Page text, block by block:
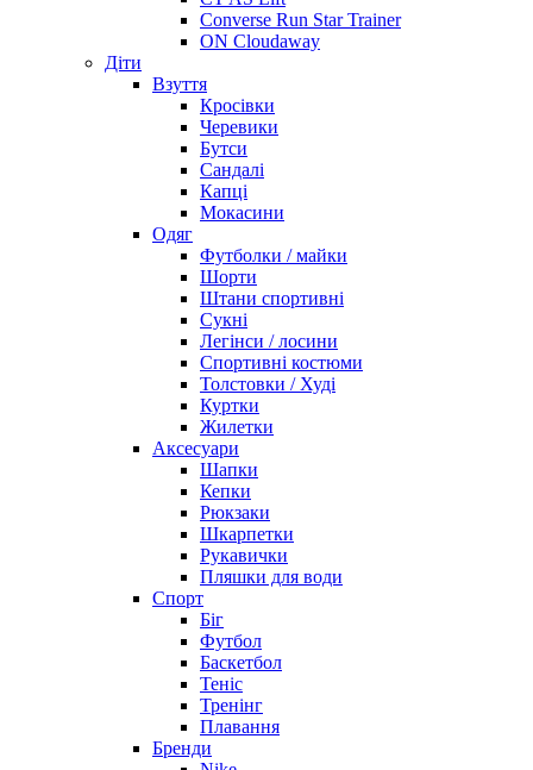
Converse Run Star Trainer
ON Cloudaway
Діти
Взуття
Кросівки
Черевики
Бутси
Сандалі
Капці
Мокасини
Одяг
Футболки / майки
Шорти
Штани спортивні
Сукні
Легінси / лосини
Спортивні костюми
Толстовки / Худі
Куртки
Жилетки
Аксесуари
Шапки
Кепки
Рюкзаки
Шкарпетки
Рукавички
Пляшки для води
Спорт
Біг
Футбол
Баскетбол
Теніс
Тренінг
Плавання
Бренди